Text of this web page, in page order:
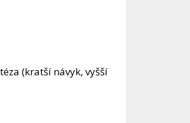
(kratší návyk, vyšší